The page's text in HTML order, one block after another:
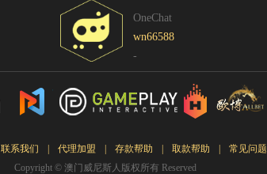
Kg****g45
25680.00
Ying**123
54326.63
Hg****64
23514.56
Qq****514
57845.12
冰上曲棍球
tu****555
235768.00
空手道猪
Lhs****668
Kg****124
8625.85
篮球巨星
OneChat
wn66588
-
联系我们 代理加盟 存款帮助 取款帮助
常见问题
Copyright © 澳门威尼斯人版权所有 Reserved